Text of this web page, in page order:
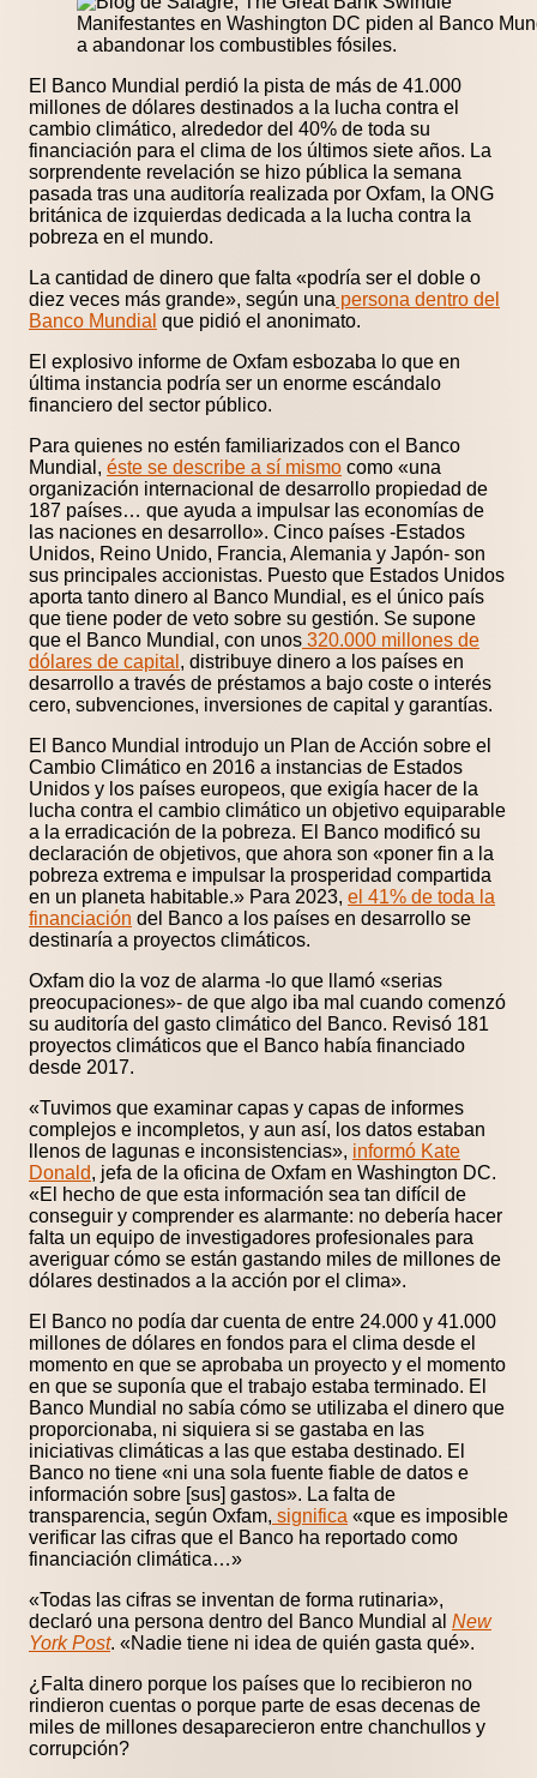
Manifestantes en Washington DC piden al Banco
a abandonar los combustibles fósiles.
El Banco Mundial perdió la pista de más de 41.000
millones de dólares destinados a la lucha contra el
cambio climático, alrededor del 40% de toda su
financiación para el clima de los últimos siete años. La
sorprendente revelación se hizo pública la semana
pasada tras una auditoría realizada por Oxfam, la ONG
británica de izquierdas dedicada a la lucha contra la
pobreza en el mundo.
La cantidad de dinero que falta «podría ser el doble o
diez veces más grande», según una persona dentro del
Banco Mundial que pidió el anonimato.
El explosivo informe de Oxfam esbozaba lo que en
última instancia podría ser un enorme escándalo
financiero del sector público.
Para quienes no estén familiarizados con el Banco
Mundial, éste se describe a sí mismo como «una
organización internacional de desarrollo propiedad de
187 países… que ayuda a impulsar las economías de
las naciones en desarrollo». Cinco países -Estados
Unidos, Reino Unido, Francia, Alemania y Japón- son
sus principales accionistas. Puesto que Estados Unidos
aporta tanto dinero al Banco Mundial, es el único país
que tiene poder de veto sobre su gestión. Se supone
que el Banco Mundial, con unos 320.000 millones de
dólares de capital , distribuye dinero a los países en
desarrollo a través de préstamos a bajo coste o interés
cero, subvenciones, inversiones de capital y garantías.
El Banco Mundial introdujo un Plan de Acción sobre el
Cambio Climático en 2016 a instancias de Estados
Unidos y los países europeos, que exigía hacer de la
lucha contra el cambio climático un objetivo equiparable
a la erradicación de la pobreza. El Banco modificó su
declaración de objetivos, que ahora son «poner fin a la
pobreza extrema e impulsar la prosperidad compartida
en un planeta habitable.» Para 2023, el 41% de toda la
financiación del Banco a los países en desarrollo se
destinaría a proyectos climáticos.
Oxfam dio la voz de alarma -lo que llamó «serias
preocupaciones»- de que algo iba mal cuando comenzó
su auditoría del gasto climático del Banco. Revisó 181
proyectos climáticos que el Banco había financiado
desde 2017.
«Tuvimos que examinar capas y capas de informes
complejos e incompletos, y aun así, los datos estaban
llenos de lagunas e inconsistencias», informó Kate
Donald, jefa de la oficina de Oxfam en Washington DC.
«El hecho de que esta información sea tan difícil de
conseguir y comprender es alarmante: no debería hacer
falta un equipo de investigadores profesionales para
averiguar cómo se están gastando miles de millones de
dólares destinados a la acción por el clima».
El Banco no podía dar cuenta de entre 24.000 y 41.000
millones de dólares en fondos para el clima desde el
momento en que se aprobaba un proyecto y el momento
en que se suponía que el trabajo estaba terminado. El
Banco Mundial no sabía cómo se utilizaba el dinero que
proporcionaba, ni siquiera si se gastaba en las
iniciativas climáticas a las que estaba destinado. El
Banco no tiene «ni una sola fuente fiable de datos e
información sobre [sus] gastos». La falta de
transparencia, según Oxfam, significa «que es imposible
verificar las cifras que el Banco ha reportado como
financiación climática…»
«Todas las cifras se inventan de forma rutinaria»,
declaró una persona dentro del Banco Mundial al New
York Post. «Nadie tiene ni idea de quién gasta qué».
¿Falta dinero porque los países que lo recibieron no
rindieron cuentas o porque parte de esas decenas de
miles de millones desaparecieron entre chanchullos y
corrupción?